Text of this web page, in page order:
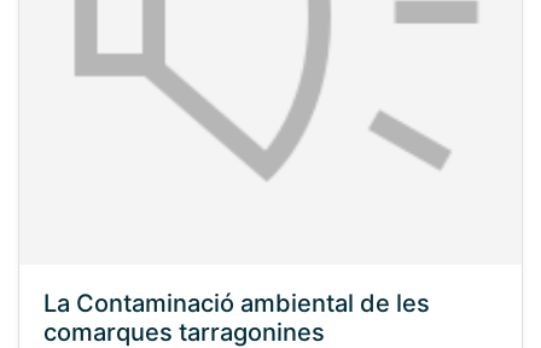
La Contaminació ambiental de les
comarques tarragonines